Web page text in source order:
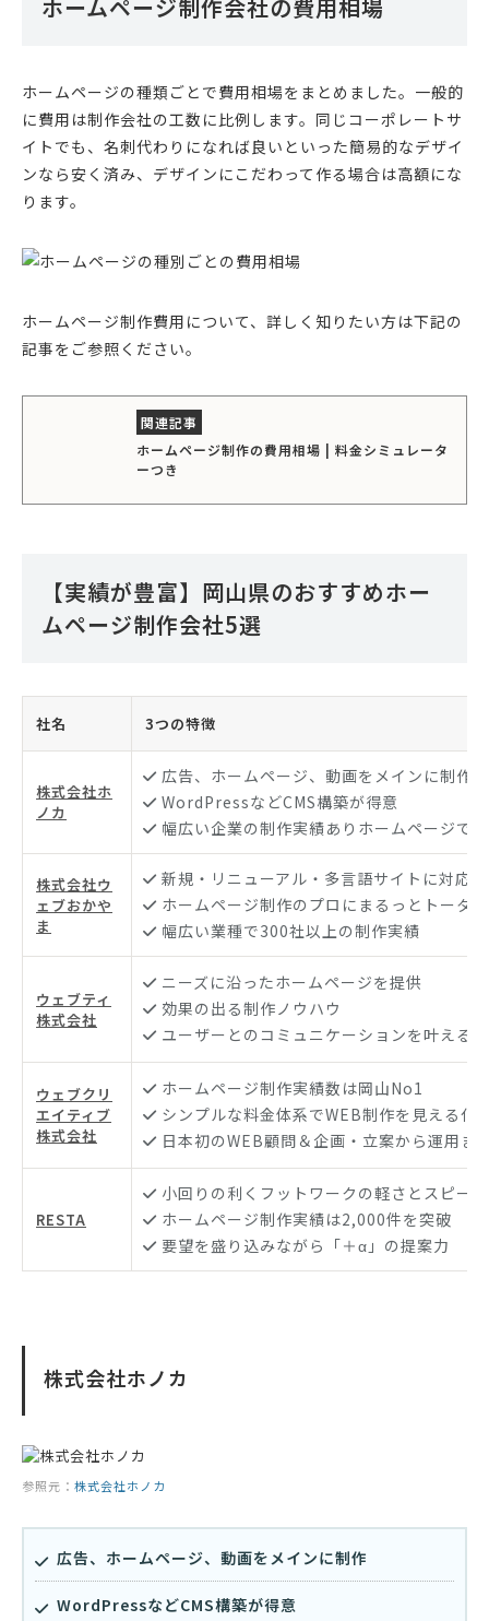
ホームページ制作会社の費用相場
ホームページの種類ごとで費用相場をまとめました。一般的
に費用は制作会社の工数に比例します。同じコーポレートサ
イトでも、名刺代わりになれば良いといった簡易的なデザイ
ンなら安く済み、デザインにこだわって作る場合は高額にな
ります。
ホームページ制作費用について、詳しく知りたい方は下記の
記事をご参照ください。
ホームページ制作の費用相場 | 料金シミュレータ
ーつき
【実績が豊富】岡山県のおすすめホー
ムページ制作会社5選
社名 3つの特徴
株式会社ホ
ノカ
広告、ホームページ、動画をメインに制作
WordPressなどCMS構築が得意
幅広い企業の制作実績ありホームページで
株式会社ウ
ェブおかや
ま
新規・リニューアル・多言語サイトに対応
ホームページ制作のプロにまるっとトータ
幅広い業種で300社以上の制作実績
ウェブティ
株式会社
ニーズに沿ったホームページを提供
効果の出る制作ノウハウ
ユーザーとのコミュニケーションを叶える
ウェブクリ
エイティブ
株式会社
ホームページ制作実績数は岡山No1
シンプルな料金体系でWEB制作を見える化
日本初のWEB顧問＆企画・立案から運用ま
RESTA
小回りの利くフットワークの軽さとスピー
ホームページ制作実績は2,000件を突破
要望を盛り込みながら「＋α」の提案力
株式会社ホノカ
参照元： 株式会社ホノカ
広告、ホームページ、動画をメインに制作
WordPressなどCMS構築が得意